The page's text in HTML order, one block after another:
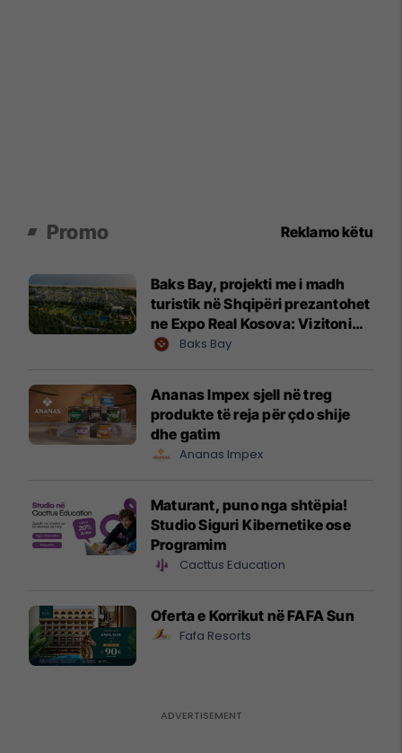
Promo Reklamo këtu
Baks Bay, projekti me i madh
turistik në Shqipëri prezantohet
ne Expo Real Kosova: Vizitoni
shtandin dhe zbuloni
Baks Bay
Ananas Impex sjell në treg
produkte të reja për çdo shije
dhe gatim
Ananas Impex
Maturant, puno nga shtëpia!
Studio Siguri Kibernetike ose
Programim
Cacttus Education
Oferta e Korrikut në FAFA Sun
Fafa Resorts